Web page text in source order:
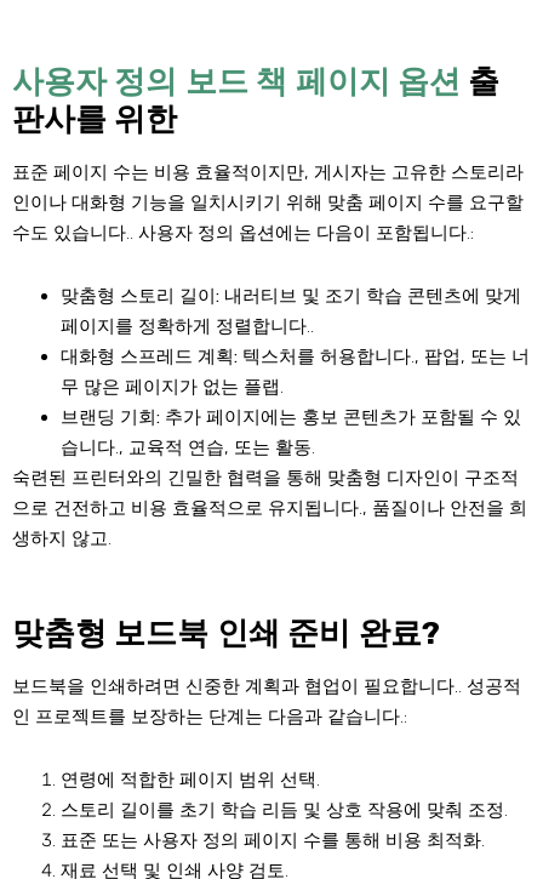
사용자 정의 보드 책 페이지 옵션 출
판사를 위한
표준 페이지 수는 비용 효율적이지만, 게시자는 고유한 스토리라
인이나 대화형 기능을 일치시키기 위해 맞춤 페이지 수를 요구할
수도 있습니다.. 사용자 정의 옵션에는 다음이 포함됩니다.:
맞춤형 스토리 길이: 내러티브 및 조기 학습 콘텐츠에 맞게
페이지를 정확하게 정렬합니다..
대화형 스프레드 계획: 텍스처를 허용합니다., 팝업, 또는 너
무 많은 페이지가 없는 플랩.
브랜딩 기회: 추가 페이지에는 홍보 콘텐츠가 포함될 수 있
습니다., 교육적 연습, 또는 활동.
숙련된 프린터와의 긴밀한 협력을 통해 맞춤형 디자인이 구조적
으로 건전하고 비용 효율적으로 유지됩니다., 품질이나 안전을 희
생하지 않고.
맞춤형 보드북 인쇄 준비 완료?
보드북을 인쇄하려면 신중한 계획과 협업이 필요합니다.. 성공적
인 프로젝트를 보장하는 단계는 다음과 같습니다.:
연령에 적합한 페이지 범위 선택.
스토리 길이를 초기 학습 리듬 및 상호 작용에 맞춰 조정.
표준 또는 사용자 정의 페이지 수를 통해 비용 최적화.
재료 선택 및 인쇄 사양 검토.